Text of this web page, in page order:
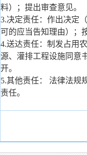
料）；提出审查意见。
3.决定责任：作出决定
可的应当告知理由）；
4.送达责任：制发占用
源、灌排工程设施同意
开。
5.其他责任： 法律法规
责任。